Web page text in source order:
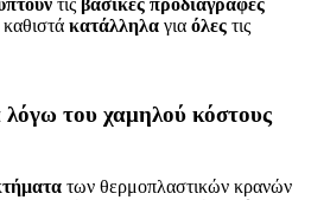
τις βασικές προδιαγραφές
κατάλληλα για όλες τις
λόγω του χαμηλού κόστους
των θερμοπλαστικών κρανών